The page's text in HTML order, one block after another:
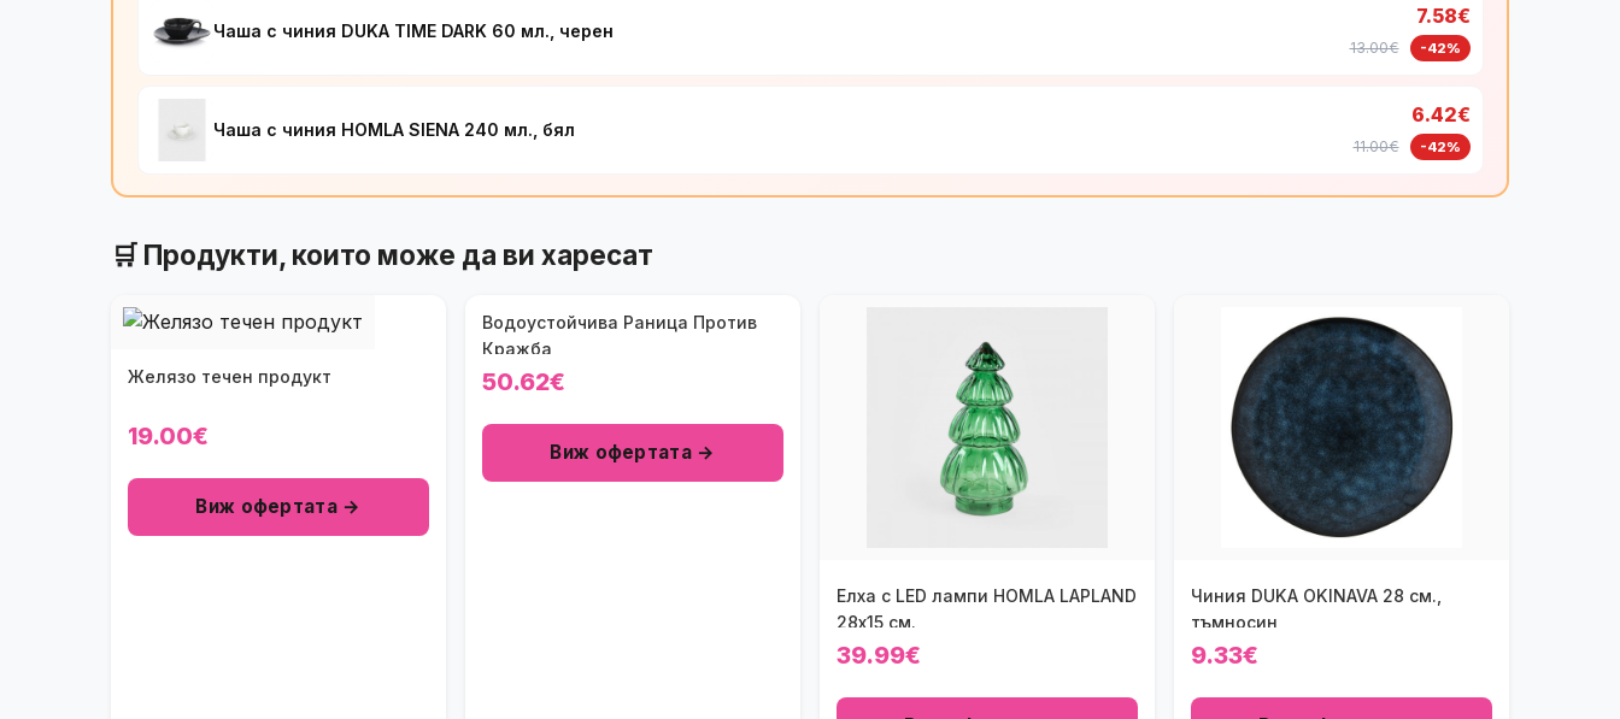
Чаша с чиния DUKA TIME DARK 60 мл., черен
7.58€
13.00€ -42%
Чаша с чиния HOMLA SIENA 240 мл., бял
6.42€
11.00€ -42%
🛒 Продукти, които може да ви харесат
Желязо течен продукт
19.00€
Виж офертата →
Водоустойчива Раница Против
Кражба
50.62€
Виж офертата →
Елха с LED лампи HOMLA LAPLAND
28х15 см.
39.99€
Чиния DUKA OKINAVA 28 см.,
тъмносин
9.33€